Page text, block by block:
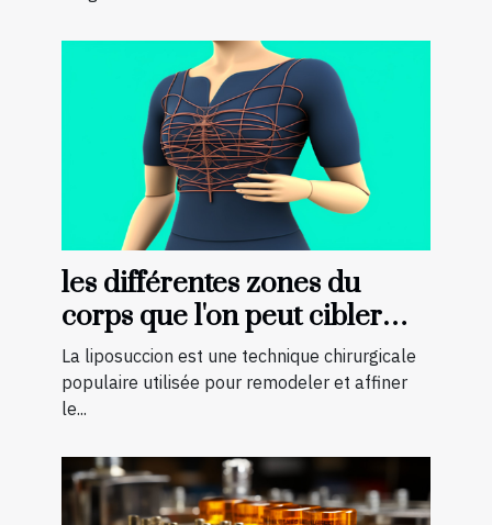
les différentes zones du
corps que l'on peut cibler
avec la liposuccion en
Tunisie
La liposuccion est une technique chirurgicale
populaire utilisée pour remodeler et affiner
le...